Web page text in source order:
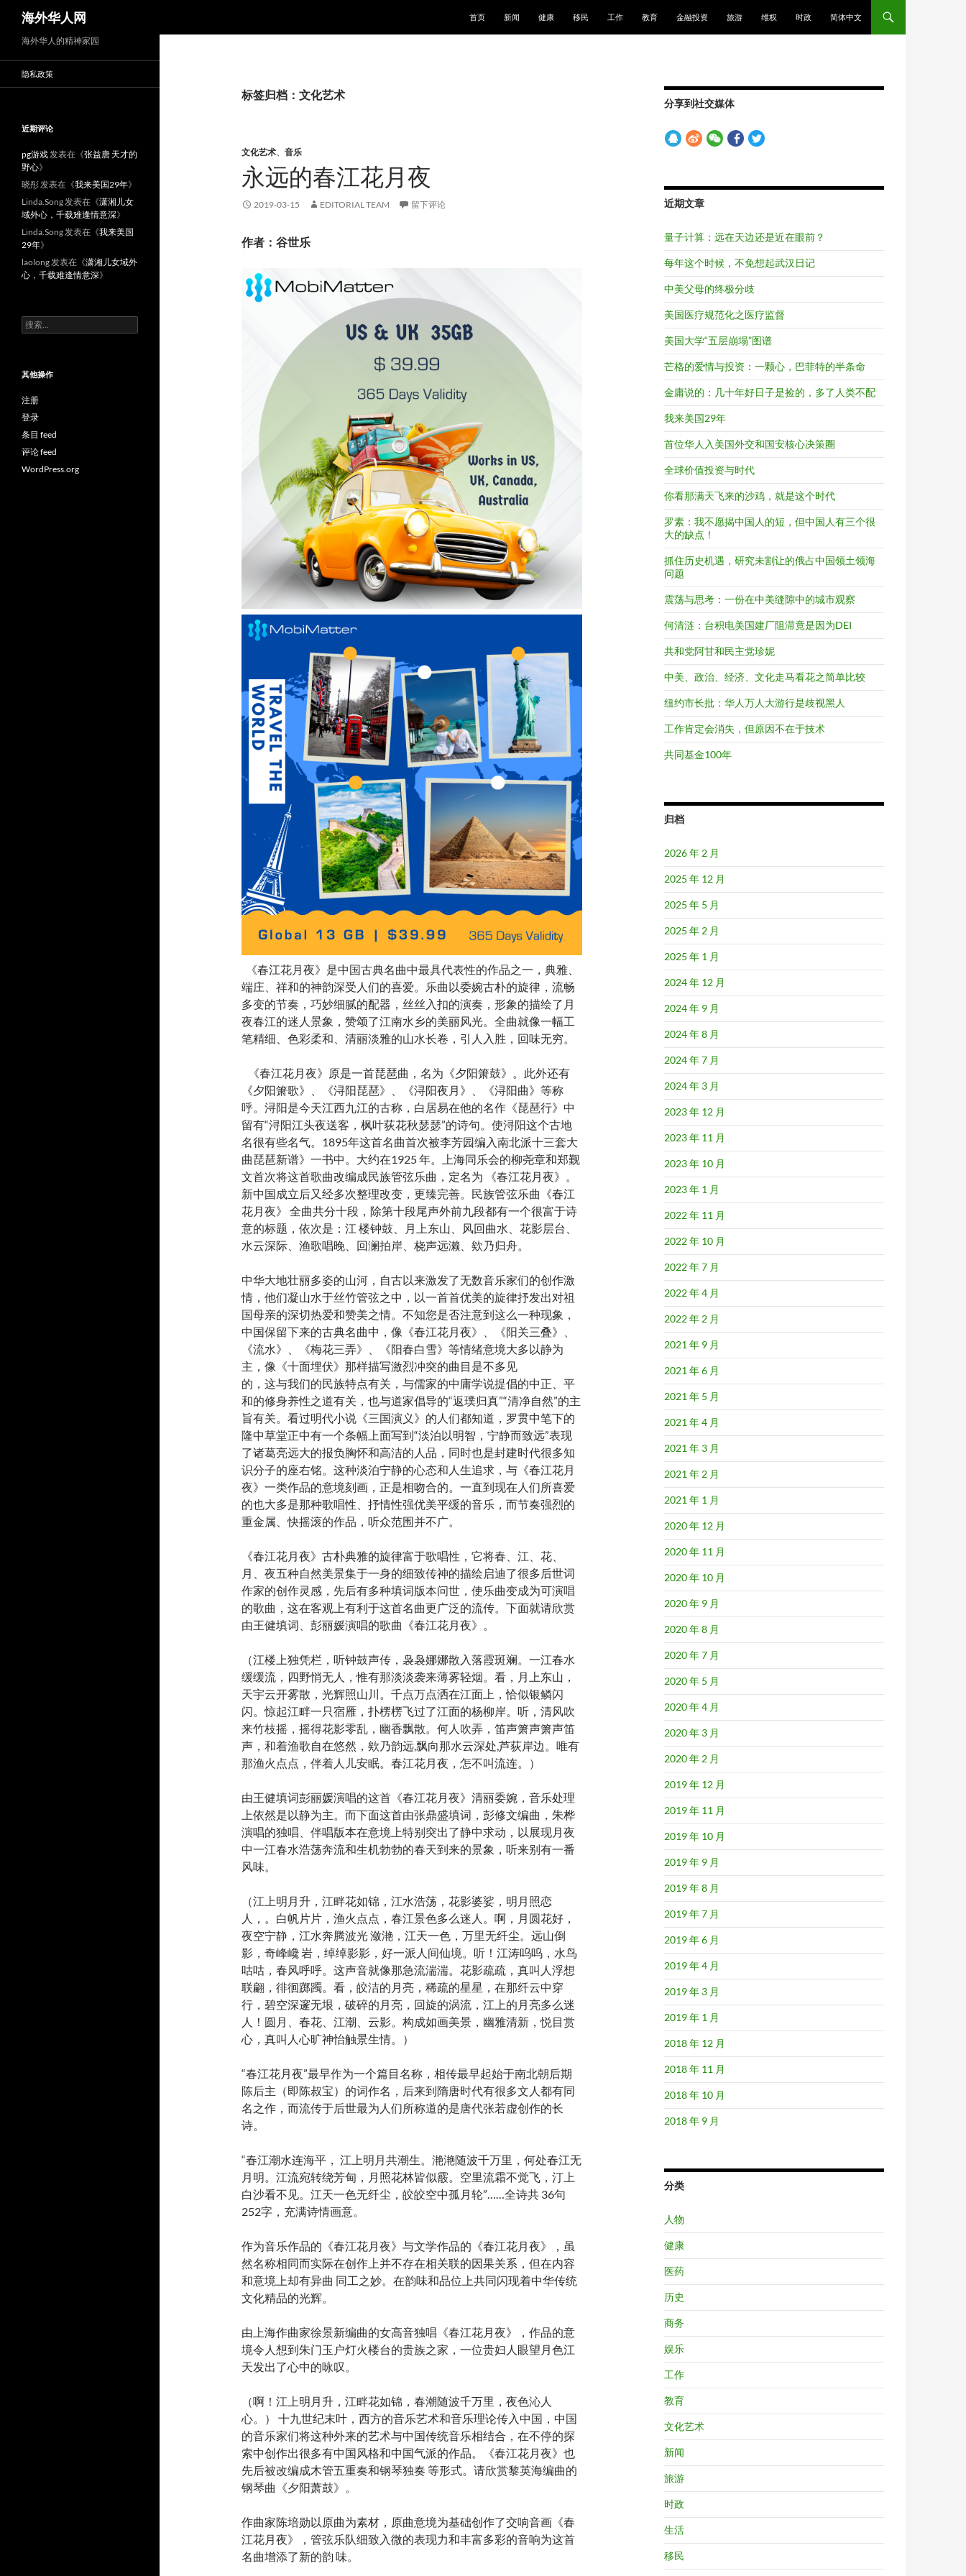
海外华人网
首页
新闻 健康 移民 工作 教育 金融投资 旅游 维权 时政 简体中文
标签归档：文化艺术
文化艺术、 音乐
永远的春江花月夜
2019-03-15 EDITORIAL TEAM 留下评论
作者：谷世乐
《春江花月夜》是中国古典名曲中最具代表性的作品之一，典雅、
端庄、祥和的神韵深受人们的喜爱。乐曲以委婉古朴的旋律，流畅
多变的节奏，巧妙细腻的配器，丝丝入扣的演奏，形象的描绘了月
夜春江的迷人景象，赞颂了江南水乡的美丽风光。全曲就像一幅工
笔精细、色彩柔和、清丽淡雅的山水长卷，引人入胜，回味无穷。
《春江花月夜》原是一首琵琶曲，名为《夕阳箫鼓》。此外还有
《夕阳箫歌》、《浔阳琵琶》、《浔阳夜月》、《浔阳曲》等称
呼。浔阳是今天江西九江的古称，白居易在他的名作《琵琶行》中
留有“浔阳江头夜送客，枫叶荻花秋瑟瑟”的诗句。使浔阳这个古地
名很有些名气。1895年这首名曲首次被李芳园编入南北派十三套大
曲琵琶新谱》一书中。大约在1925 年。上海同乐会的柳尧章和郑觐
文首次将这首歌曲改编成民族管弦乐曲，定名为 《春江花月夜》。
新中国成立后又经多次整理改变，更臻完善。民族管弦乐曲《春江
花月夜》 全曲共分十段，除第十段尾声外前九段都有一个很富于诗
意的标题，依次是：江 楼钟鼓、月上东山、风回曲水、花影层台、
水云深际、渔歌唱晚、回澜拍岸、桡声远濑、欸乃归舟。
中华大地壮丽多姿的山河，自古以来激发了无数音乐家们的创作激
情，他们凝山水于丝竹管弦之中，以一首首优美的旋律抒发出对祖
国母亲的深切热爱和赞美之情。不知您是否注意到这么一种现象，
中国保留下来的古典名曲中，像《春江花月夜》、《阳关三叠》、
《流水》、《梅花三弄》、《阳春白雪》等情绪意境大多以静为
主，像《十面埋伏》那样描写激烈冲突的曲目是不多见
的，这与我们的民族特点有关，与儒家的中庸学说提倡的中正、平
和的修身养性之道有关，也与道家倡导的“返璞归真”“清净自然”的主
旨有关。看过明代小说《三国演义》的人们都知道，罗贯中笔下的
隆中草堂正中有一个条幅上面写到“淡泊以明智，宁静而致远”表现
了诸葛亮远大的报负胸怀和高洁的人品，同时也是封建时代很多知
识分子的座右铭。这种淡泊宁静的心态和人生追求，与《春江花月
夜》一类作品的意境刻画，正是相吻合的。一直到现在人们所喜爱
的也大多是那种歌唱性、抒情性强优美平缓的音乐，而节奏强烈的
重金属、快摇滚的作品，听众范围并不广。
《春江花月夜》古朴典雅的旋律富于歌唱性，它将春、江、花、
月、夜五种自然美景集于一身的细致传神的描绘启迪了很多后世词
作家的创作灵感，先后有多种填词版本问世，使乐曲变成为可演唱
的歌曲，这在客观上有利于这首名曲更广泛的流传。下面就请欣赏
由王健填词、彭丽媛演唱的歌曲《春江花月夜》。
（江楼上独凭栏，听钟鼓声传，袅袅娜娜散入落霞斑斓。一江春水
缓缓流，四野悄无人，惟有那淡淡袭来薄雾轻烟。看，月上东山，
天宇云开雾散，光辉照山川。千点万点洒在江面上，恰似银鳞闪
闪。惊起江畔一只宿雁，扑楞楞飞过了江面的杨柳岸。听，清风吹
来竹枝摇，摇得花影零乱，幽香飘散。何人吹弄，笛声箫声箫声笛
声，和着渔歌自在悠然，欸乃韵远,飘向那水云深处,芦荻岸边。唯有
那渔火点点，伴着人儿安眠。春江花月夜，怎不叫流连。）
由王健填词彭丽媛演唱的这首《春江花月夜》清丽委婉，音乐处理
上依然是以静为主。而下面这首由张鼎盛填词，彭修文编曲，朱桦
演唱的独唱、伴唱版本在意境上特别突出了静中求动，以展现月夜
中一江春水浩荡奔流和生机勃勃的春天到来的景象，听来别有一番
风味。
（江上明月升，江畔花如锦，江水浩荡，花影婆娑，明月照恋
人，。白帆片片，渔火点点，春江景色多么迷人。啊，月圆花好，
夜空宁静，江水奔腾波光 潋滟，江天一色，万里无纤尘。远山倒
影，奇峰巉 岩，绰绰影影，好一派人间仙境。听！江涛呜呜，水鸟
咕咕，春风呼呼。这声音就像那急流湍湍。花影疏疏，真叫人浮想
联翩，徘徊踯躅。看，皎洁的月亮，稀疏的星星，在那纤云中穿
行，碧空深邃无垠，破碎的月亮，回旋的涡流，江上的月亮多么迷
人！圆月、春花、江潮、云影。构成如画美景，幽雅清新，悦目赏
心，真叫人心旷神怡触景生情。）
“春江花月夜”最早作为一个篇目名称，相传最早起始于南北朝后期
陈后主（即陈叔宝）的词作名，后来到隋唐时代有很多文人都有同
名之作，而流传于后世最为人们所称道的是唐代张若虚创作的长
诗。
“春江潮水连海平， 江上明月共潮生。滟滟随波千万里，何处春江无
月明。江流宛转绕芳甸，月照花林皆似霰。空里流霜不觉飞，汀上
白沙看不见。江天一色无纤尘，皎皎空中孤月轮”……全诗共 36句
252字，充满诗情画意。
作为音乐作品的《春江花月夜》与文学作品的《春江花月夜》，虽
然名称相同而实际在创作上并不存在相关联的因果关系，但在内容
和意境上却有异曲 同工之妙。在韵味和品位上共同闪现着中华传统
文化精品的光辉。
由上海作曲家徐景新编曲的女高音独唱《春江花月夜》，作品的意
境令人想到朱门玉户灯火楼台的贵族之家，一位贵妇人眼望月色江
天发出了心中的咏叹。
（啊！江上明月升，江畔花如锦，春潮随波千万里，夜色沁人
心。） 十九世纪末叶，西方的音乐艺术和音乐理论传入中国，中国
的音乐家们将这种外来的艺术与中国传统音乐相结合，在不停的探
索中创作出很多有中国风格和中国气派的作品。《春江花月夜》也
先后被改编成木管五重奏和钢琴独奏 等形式。请欣赏黎英海编曲的
钢琴曲《夕阳萧鼓》。
作曲家陈培勋以原曲为素材，原曲意境为基础创作了交响音画《春
江花月夜》，管弦乐队细致入微的表现力和丰富多彩的音响为这首
名曲增添了新的韵 味。
分享到社交媒体
近期文章
量子计算：远在天边还是近在眼前？
每年这个时候，不免想起武汉日记
中美父母的终极分歧
美国医疗规范化之医疗监督
美国大学“五层崩塌”图谱
芒格的爱情与投资：一颗心，巴菲特的半条命
金庸说的：几十年好日子是捡的，多了人类不配
我来美国29年
首位华人入美国外交和国安核心决策圈
全球价值投资与时代
你看那满天飞来的沙鸡，就是这个时代
罗素：我不愿揭中国人的短，但中国人有三个很
大的缺点！
抓住历史机遇，研究未割让的俄占中国领土领海
问题
震荡与思考：一份在中美缝隙中的城市观察
何清涟：台积电美国建厂阻滞竟是因为DEI
共和党阿甘和民主党珍妮
中美、政治、经济、文化走马看花之简单比较
纽约市长批：华人万人大游行是歧视黑人
工作肯定会消失，但原因不在于技术
共同基金100年
归档
2026 年 2 月
2025 年 12 月
2025 年 5 月
2025 年 2 月
2025 年 1 月
2024 年 12 月
2024 年 9 月
2024 年 8 月
2024 年 7 月
2024 年 3 月
2023 年 12 月
2023 年 11 月
2023 年 10 月
2023 年 1 月
2022 年 11 月
2022 年 10 月
2022 年 7 月
2022 年 4 月
2022 年 2 月
2021 年 9 月
2021 年 6 月
2021 年 5 月
2021 年 4 月
2021 年 3 月
2021 年 2 月
2021 年 1 月
2020 年 12 月
2020 年 11 月
2020 年 10 月
2020 年 9 月
2020 年 8 月
2020 年 7 月
2020 年 5 月
2020 年 4 月
2020 年 3 月
2020 年 2 月
2019 年 12 月
2019 年 11 月
2019 年 10 月
2019 年 9 月
2019 年 8 月
2019 年 7 月
2019 年 6 月
2019 年 4 月
2019 年 3 月
2019 年 1 月
2018 年 12 月
2018 年 11 月
2018 年 10 月
2018 年 9 月
分类
人物
健康
医药
历史
商务
娱乐
工作
教育
文化艺术
新闻
旅游
时政
生活
移民
海外华人的精神家园
隐私政策
近期评论
pg游戏发表在《张益唐 天才的
野心》
晓彤发表在《我来美国29年》
Linda.Song发表在《潇湘儿女
域外心，千载难逢情意深》
Linda.Song发表在《我来美国
29年》
laolong发表在《潇湘儿女域外
心，千载难逢情意深》
搜
索：
其他操作
注册
登录
条目 feed
评论 feed
WordPress.org